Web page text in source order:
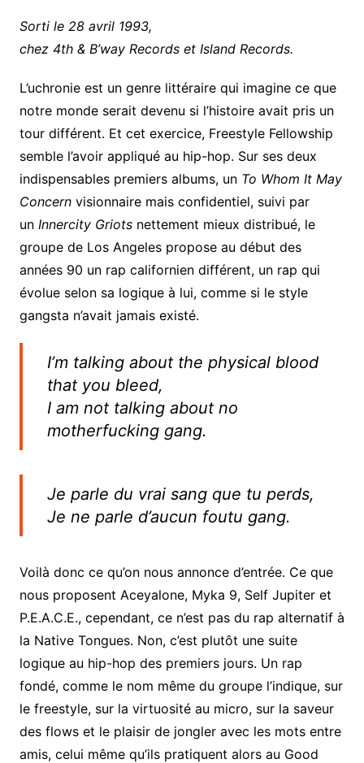
Sorti le 28 avril 1993,
chez 4th & B’way Records et Island Records.
L’uchronie est un genre littéraire qui imagine ce que
notre monde serait devenu si l’histoire avait pris un
tour différent. Et cet exercice, Freestyle Fellowship
semble l’avoir appliqué au hip-hop. Sur ses deux
indispensables premiers albums, un To Whom It May
Concernvisionnaire mais confidentiel, suivi par
un Innercity Griotsnettement mieux distribué, le
groupe de Los Angeles propose au début des
années 90 un rap californien différent, un rap qui
évolue selon sa logique à lui, comme si le style
gangsta n’avait jamais existé.
I’m talking about the physical blood
that you bleed,
I am not talking about no
motherfucking gang.
Je parle du vrai sang que tu perds,
Je ne parle d’aucun foutu gang.
Voilà donc ce qu’on nous annonce d’entrée. Ce que
nous proposent Aceyalone, Myka 9, Self Jupiter et
P.E.A.C.E., cependant, ce n’est pas du rap alternatif à
la Native Tongues. Non, c’est plutôt une suite
logique au hip-hop des premiers jours. Un rap
fondé, comme le nom même du groupe l’indique, sur
le freestyle, sur la virtuosité au micro, sur la saveur
des flows et le plaisir de jongler avec les mots entre
amis, celui même qu’ils pratiquent alors au Good